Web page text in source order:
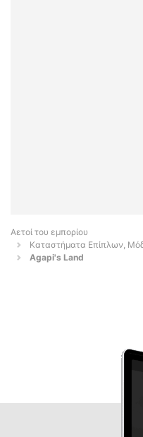
Αετοί του εμπορίου
Καταστήματα Επίπλων,
Agapi's Land